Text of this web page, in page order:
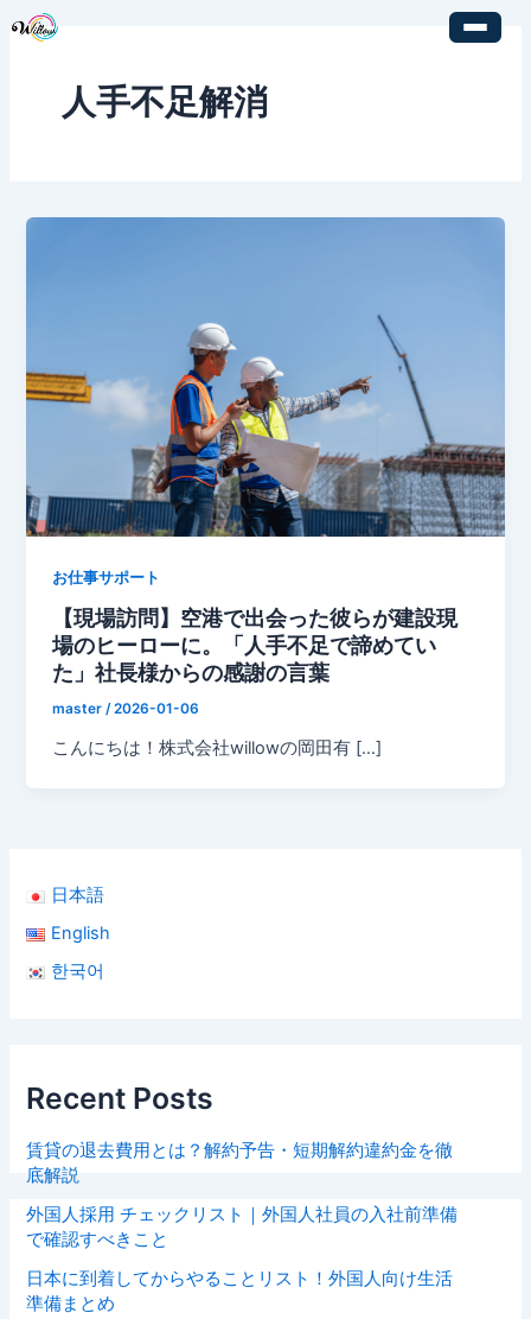
日本語
English
한국어
Recent Posts
賃貸の退去費用とは？解約予告・短期解約違約金を徹
底解説
外国人採用 チェックリスト｜外国人社員の入社前準備
で確認すべきこと
日本に到着してからやることリスト！外国人向け生活
準備まとめ
人手不足解消
お仕事サポート
【現場訪問】空港で出会った彼らが建設現
場のヒーローに。「人手不足で諦めてい
た」社長様からの感謝の言葉
master/2026-01-06
こんにちは！株式会社willowの岡田有 […]